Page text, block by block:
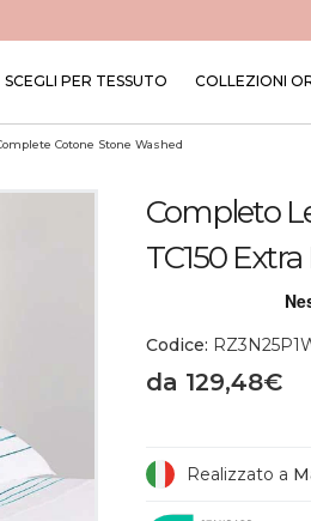
SCEGLI PER TESSUTO COLLEZIONI
Cotone Stone Washed
Completo
TC150
Codice:
da 129,48€
Realizzato a